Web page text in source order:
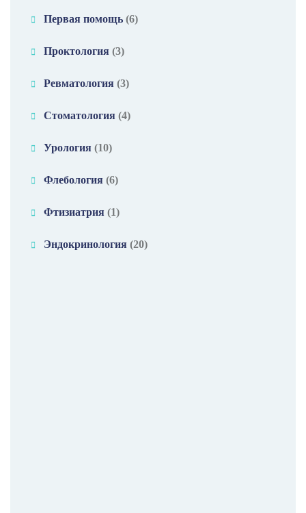
Первая помощь (6)
Проктология (3)
Ревматология (3)
Стоматология (4)
Урология (10)
Флебология (6)
Фтизиатрия (1)
Эндокринология (20)